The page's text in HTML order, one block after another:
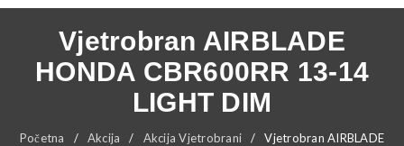
Vjetrobran AIRBLADE
HONDA CBR600RR 13-14
LIGHT DIM
Početna / Akcija / Akcija Vjetrobrani /
Vjetrobran AIRBLADE